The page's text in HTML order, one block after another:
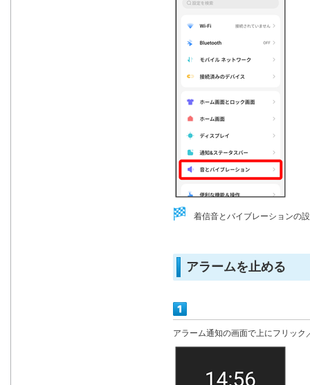
着信音とバイブレーションの
アラームを止める
アラーム通知の画面で上にフリック